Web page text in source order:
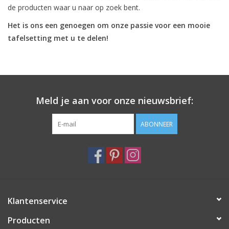
de producten waar u naar op zoek bent.
Het is ons een genoegen om onze passie voor een mooie
tafelsetting met u te delen!
Meld je aan voor onze nieuwsbrief:
ABONNEER
Klantenservice
Producten